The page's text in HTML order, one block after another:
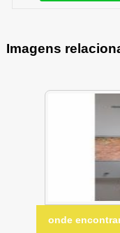
Imagens
onde